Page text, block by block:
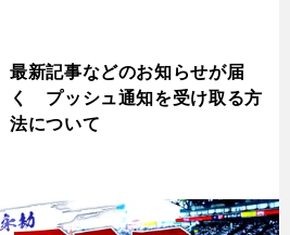
最新記事などのお知らせが届
く プッシュ通知を受け取る方
法について